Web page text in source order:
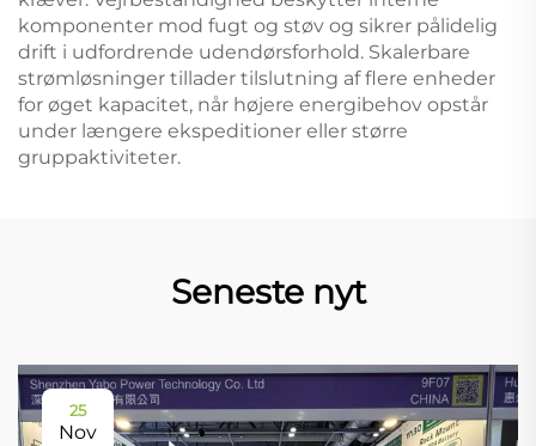
komponenter mod fugt og støv og sikrer pålidelig
drift i udfordrende udendørsforhold. Skalerbare
strømløsninger tillader tilslutning af flere enheder
for øget kapacitet, når højere energibehov opstår
under længere ekspeditioner eller større
gruppaktiviteter.
Seneste nyt
25
Nov